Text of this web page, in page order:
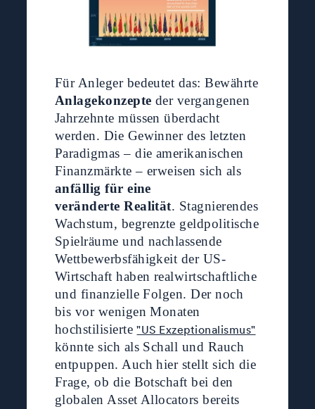
Für Anleger bedeutet das: Bewährte
Anlagekonzepte der vergangenen
Jahrzehnte müssen überdacht
werden. Die Gewinner des letzten
Paradigmas – die amerikanischen
Finanzmärkte – erweisen sich als
anfällig für eine
veränderte Realität. Stagnierendes
Wachstum, begrenzte geldpolitische
Spielräume und nachlassende
Wettbewerbsfähigkeit der US-
Wirtschaft haben realwirtschaftliche
und finanzielle Folgen. Der noch
bis vor wenigen Monaten
hochstilisierte"US Exzeptionalismus"
könnte sich als Schall und Rauch
entpuppen. Auch hier stellt sich die
Frage, ob die Botschaft bei den
globalen Asset Allocators bereits